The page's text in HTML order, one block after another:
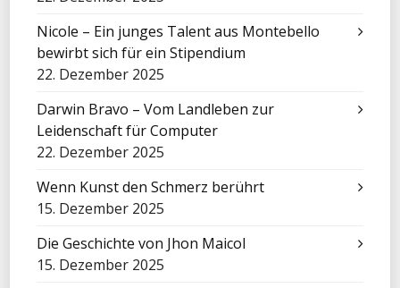
Nicole – Ein junges Talent aus Montebello
bewirbt sich für ein Stipendium
22. Dezember 2025
Darwin Bravo – Vom Landleben zur
Leidenschaft für Computer
22. Dezember 2025
Wenn Kunst den Schmerz berührt
15. Dezember 2025
Die Geschichte von Jhon Maicol
15. Dezember 2025